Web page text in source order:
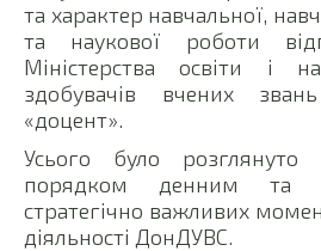
та характер навчальної,
та наукової роботи
Міністерства освіти і
здобувачів вчених
«доцент».
Усього було розглянуто
порядком денним та
стратегічно важливих
діяльності ДонДУВС.